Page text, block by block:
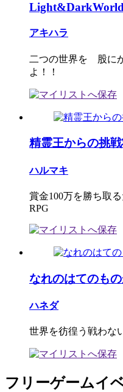
Light&DarkWorld
アキハラ
二つの世界を 股に
よ！！
精霊王からの挑
ハルマキ
賞金100万を勝ち取
RPG
なれのはてのもの
ハネダ
世界を彷徨う戦わな
フリーゲームイ